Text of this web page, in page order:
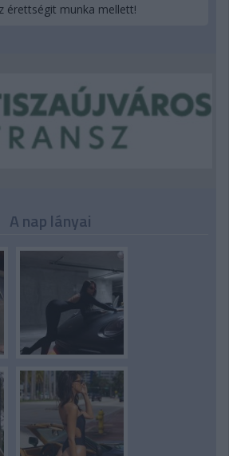
érettségit munka mellett!
A nap lányai